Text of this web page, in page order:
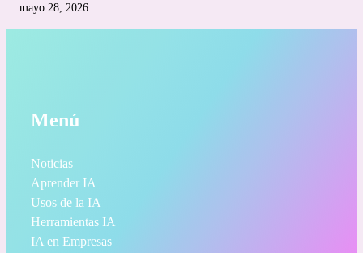
mayo 28, 2026
Menú
Noticias
Aprender IA
Usos de la IA
Herramientas IA
IA en Empresas